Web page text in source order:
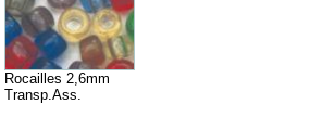
Rocailles 2,6mm
Transp.Ass.